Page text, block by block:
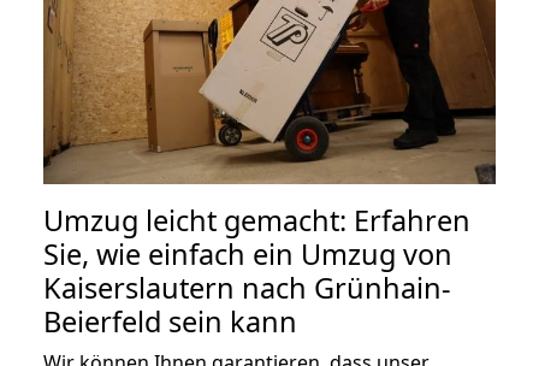
Umzug leicht gemacht: Erfahren
Sie, wie einfach ein Umzug von
Kaiserslautern nach Grünhain-
Beierfeld sein kann